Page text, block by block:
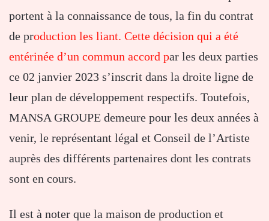
portent à la connaissance de tous, la fin du contrat
de production les liant. Cette décision qui a été
entérinée d’un commun accord par les deux parties
ce 02 janvier 2023 s’inscrit dans la droite ligne de
leur plan de développement respectifs. Toutefois,
MANSA GROUPE demeure pour les deux années à
venir, le représentant légal et Conseil de l’Artiste
auprès des différents partenaires dont les contrats
sont en cours.
Il est à noter que la maison de production et